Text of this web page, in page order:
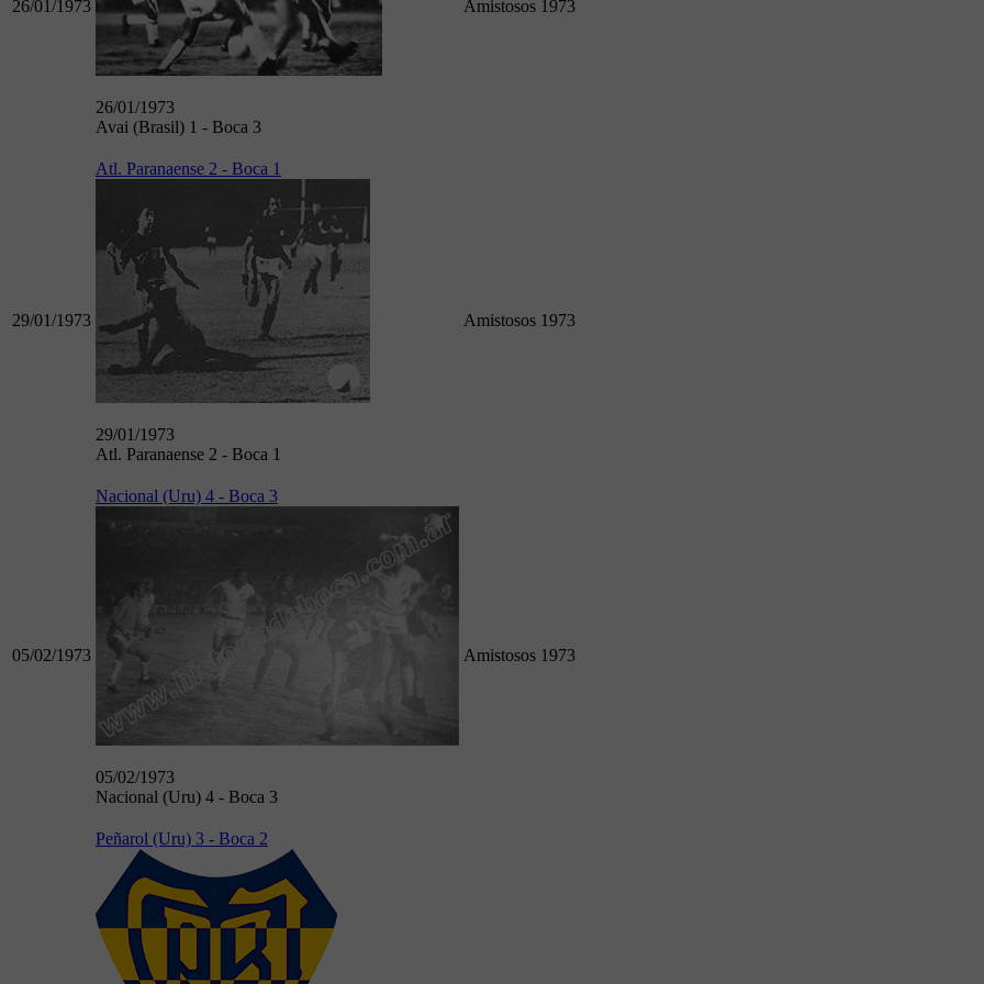
26/01/1973
26/01/1973
Avai (Brasil) 1 - Boca 3
Amistosos 1973
29/01/1973
Atl. Paranaense 2 - Boca 1
29/01/1973
Atl. Paranaense 2 - Boca 1
Amistosos 1973
05/02/1973
Nacional (Uru) 4 - Boca 3
05/02/1973
Nacional (Uru) 4 - Boca 3
Amistosos 1973
Peñarol (Uru) 3 - Boca 2